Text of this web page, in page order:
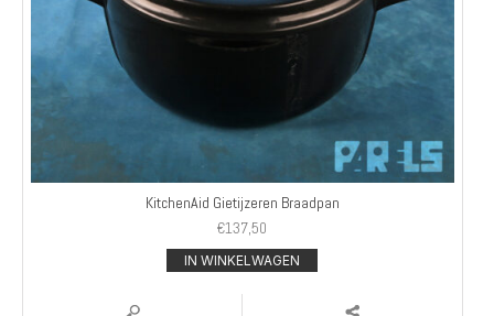
KitchenAid Gietijzeren Braadpan
€137,50
IN WINKELWAGEN